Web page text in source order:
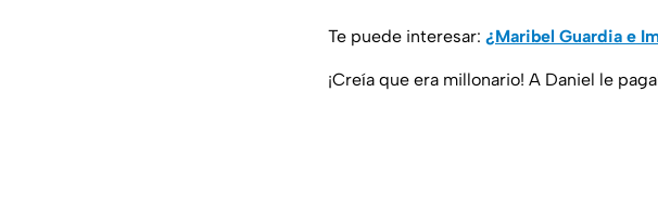
Te puede interesar: ¿Maribel Guardia e
¡Creía que era millonario! A Daniel le